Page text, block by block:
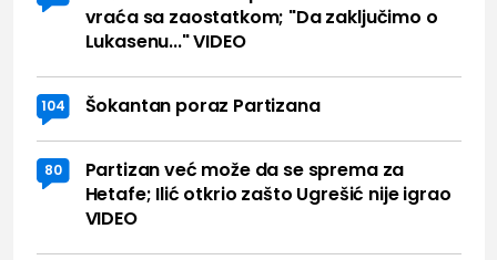
vraća sa zaostatkom; "Da zaključimo o
Lukasenu..." VIDEO
104 Šokantan poraz Partizana
80
Partizan već može da se sprema za
Hetafe; Ilić otkrio zašto Ugrešić nije igrao
VIDEO